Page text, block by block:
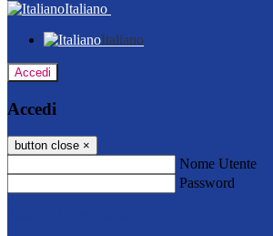
Italiano
Italiano
Accedi
Accedi
button close ×
Nome Utente
Password